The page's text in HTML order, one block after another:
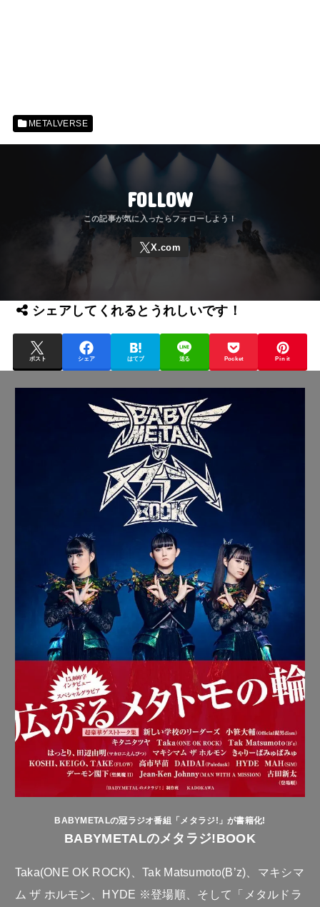
METALVERSE
FOLLOW
シェアしてくれるとうれしいです！
ポスト シェア はてブ 送る Pocket Pin it
BABYMETALの冠ラジオ番組「メタラジ!」が書籍化!
BABYMETALのメタラジ!BOOK
Taka(ONE OK ROCK)、Tak Matsumoto(B’z)、マキシマ
ム ザ ホルモン、HYDE ※登場順、そして「メタルドラ